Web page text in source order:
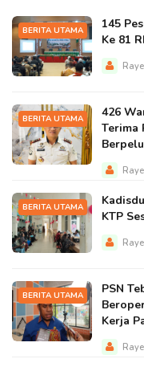
BERITA UTAMA
145
Ke 81
BERITA UTAMA
426
Terima
BERITA UTAMA
KTP
BERITA UTAMA
PSN
Kerja